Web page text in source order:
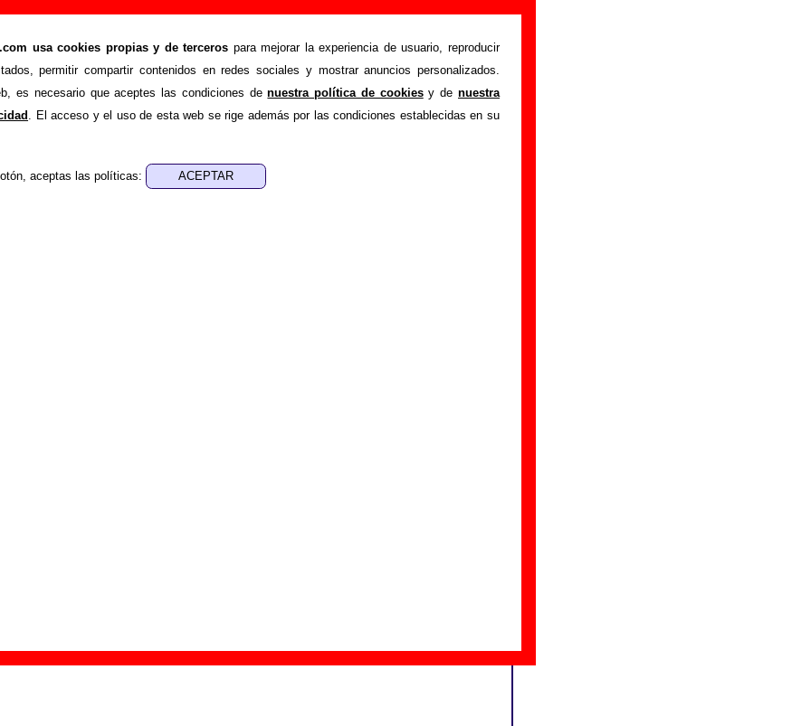
usa cookies propias y de terceros para mejorar la experiencia de usuario, reproducir
permitir compartir contenidos en redes sociales y mostrar anuncios personalizados.
es necesario que aceptes las condiciones denuestra política de cookiesy denuestra
. El acceso y el uso de esta web se rige además por las condiciones establecidas en su
aceptas las políticas:
o corregir información
>Añadir
adicional, puedes enviar nueva información o corregir la existente mediante el
o escribiendo un e-mail a guialven@musicoscopio.com.Gracias por tu